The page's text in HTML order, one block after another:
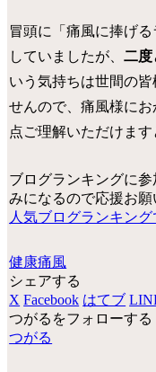
冒頭に「痛風に捧げ
していましたが、二度
いう気持ちは世間の皆
せんので、痛風様に
点ご理解いただけます
ブログランキングに
みになるので応援お願
人気ブログランキン
健康痛風
シェアする
X Facebook はてブ
つがるをフォローする
つがる